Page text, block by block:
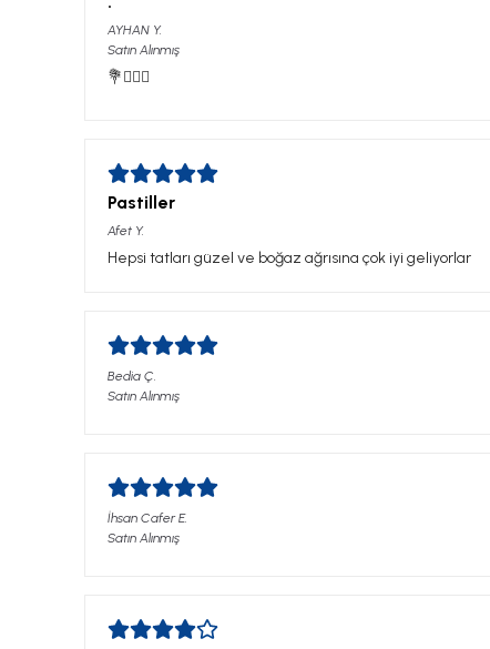
AYHAN Y.
Satın Alınmış
💐🙋🏼‍♂️
Pastiller
Afet Y.
Hepsi tatları güzel ve boğaz ağrısına çok iyi geliyorlar
Bedia Ç.
Satın Alınmış
İhsan Cafer E.
Satın Alınmış